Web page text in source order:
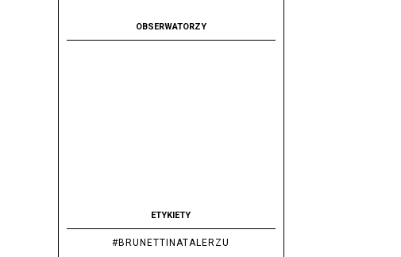
OBSERWATORZY
ETYKIETY
#BRUNETTINATALERZU